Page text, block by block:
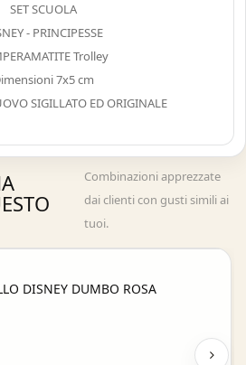
SET SCUOLA
- PRINCIPESSE
Trolley
7x5 cm
SIGILLATO ED ORIGINALE
Combinazioni apprezzate
dai clienti con gusti simili ai
tuoi.
DISNEY DUMBO ROSA